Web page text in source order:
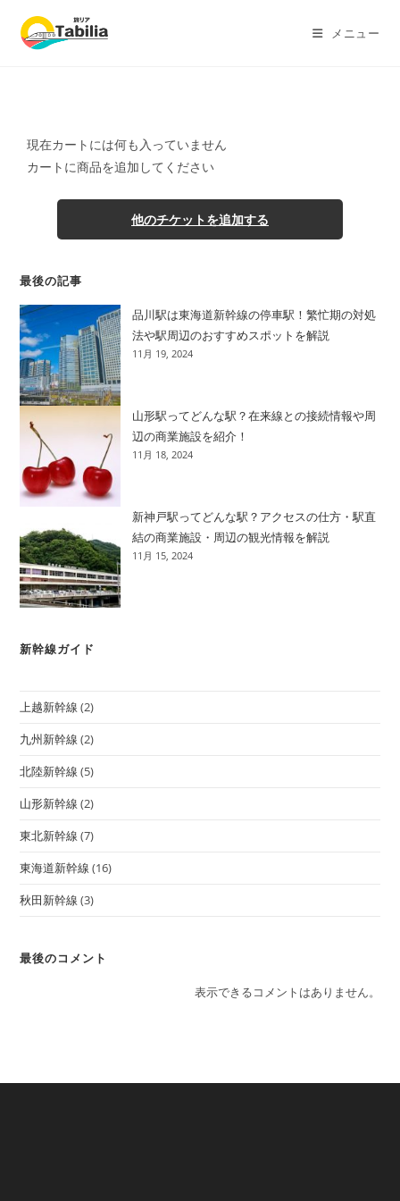
メニュー
現在カートには何も入っていません
カートに商品を追加してください
他のチケットを追加する
最後の記事
品川駅は東海道新幹線の停車駅！繁忙期の対処
法や駅周辺のおすすめスポットを解説
11月 19, 2024
山形駅ってどんな駅？在来線との接続情報や周
辺の商業施設を紹介！
11月 18, 2024
新神戸駅ってどんな駅？アクセスの仕方・駅直
結の商業施設・周辺の観光情報を解説
11月 15, 2024
新幹線ガイド
上越新幹線 (2)
九州新幹線 (2)
北陸新幹線 (5)
山形新幹線 (2)
東北新幹線 (7)
東海道新幹線 (16)
秋田新幹線 (3)
最後のコメント
表示できるコメントはありません。